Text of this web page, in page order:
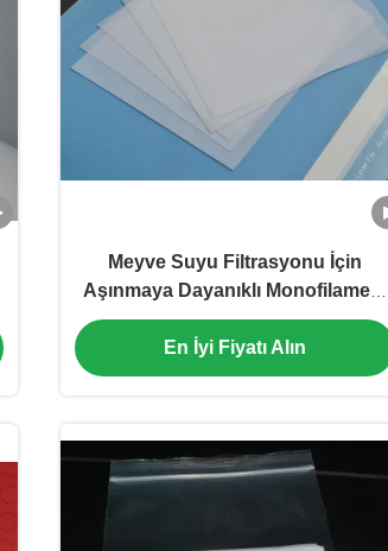
Meyve Suyu Filtrasyonu İçin
Aşınmaya Dayanıklı Monofilament
Naylon Filtre Mesh
En İyi Fiyatı Alın